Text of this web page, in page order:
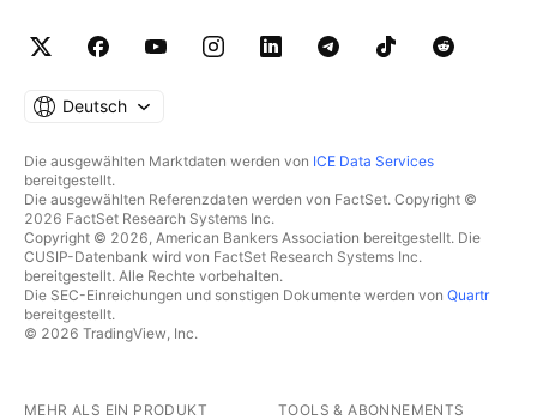
Deutsch
Die ausgewählten Marktdaten werden von ICE Data Services
bereitgestellt.
Die ausgewählten Referenzdaten werden von FactSet. Copyright ©
2026 FactSet Research Systems Inc.
Copyright © 2026, American Bankers Association bereitgestellt. Die
CUSIP-Datenbank wird von FactSet Research Systems Inc.
bereitgestellt. Alle Rechte vorbehalten.
Die SEC-Einreichungen und sonstigen Dokumente werden von Quartr
bereitgestellt.
© 2026 TradingView, Inc.
MEHR ALS EIN PRODUKT TOOLS & ABONNEMENTS